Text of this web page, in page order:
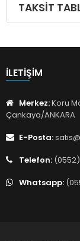
TAKSIT
İLETIŞIM
Merkez:Koru
Çankaya/ANKARA
E-Posta:
Telefon:
Whatsapp: